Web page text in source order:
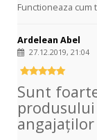
Functioneaza
Ardelean Abel
27.12.2019, 21:04
Sunt
angajaților